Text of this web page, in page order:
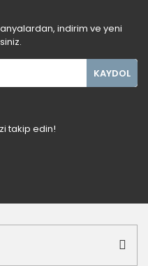
indirim ve yeni
KAYDOL
takip edin!